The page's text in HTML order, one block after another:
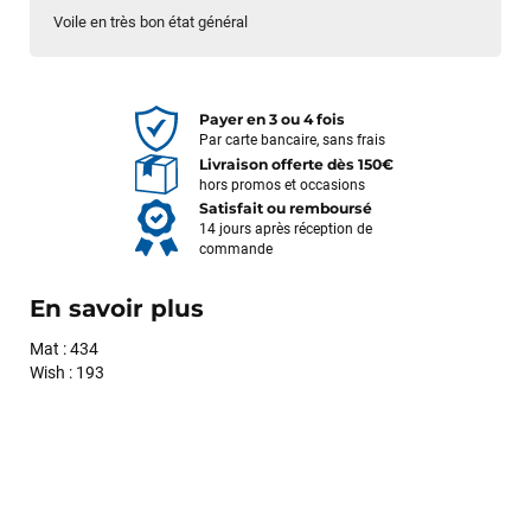
Voile en très bon état général
Payer en 3 ou 4 fois
Par carte bancaire, sans frais
Livraison offerte dès 150€
hors promos et occasions
Satisfait ou remboursé
14 jours après réception de
commande
En savoir plus
Mat : 434
Wish : 193